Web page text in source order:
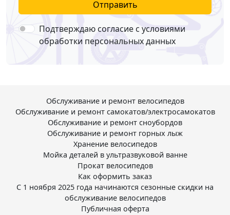
Отправить
Подтверждаю согласие с условиями
обработки персональных данных
Обслуживание и ремонт велосипедов
Обслуживание и ремонт самокатов/электросамокатов
Обслуживание и ремонт сноубордов
Обслуживание и ремонт горных лыж
Хранение велосипедов
Мойка деталей в ультразвуковой ванне
Прокат велосипедов
Как оформить заказ
С 1 ноября 2025 года начинаются сезонные скидки на
обслуживание велосипедов
Публичная оферта